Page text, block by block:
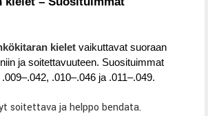
kielet vaikuttavat suoraan
ja soitettavuuteen. Suosituimmat
.010–.046 ja .011–.049.
soitettava ja helppo bendata.